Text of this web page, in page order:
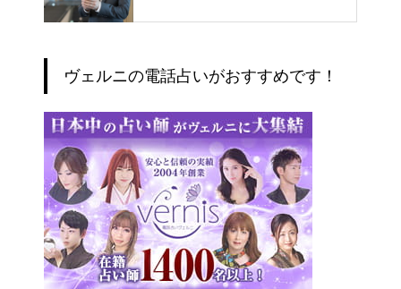
ヴェルニの電話占いがおすすめです！